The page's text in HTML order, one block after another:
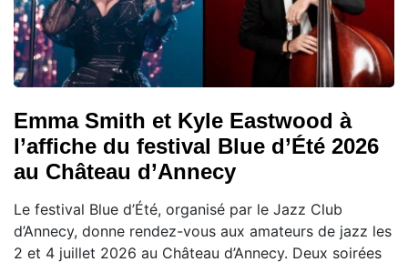
Emma Smith et Kyle Eastwood à
l’affiche du festival Blue d’Été 2026
au Château d’Annecy
Le festival Blue d’Été, organisé par le Jazz Club
d’Annecy, donne rendez-vous aux amateurs de jazz les
2 et 4 juillet 2026 au Château d’Annecy. Deux soirées